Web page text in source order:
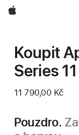
Apple
Koupit
Series 11
11 790,00 Kč
Pouzdro.